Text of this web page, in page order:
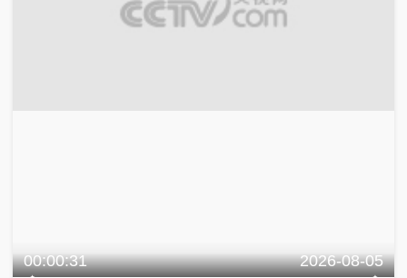
00:00:31 2026-08-05